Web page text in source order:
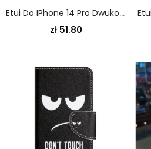
Etui Do IPhone 14 Pro Dwukolorowe Wzmocnione Narożniki
zł 51.80